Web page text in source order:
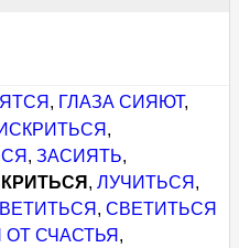
, ГЛАЗА СИЯЮТ,
,
,ЗАСИЯТЬ,
,ЛУЧИТЬСЯ ,
,СВЕТИТЬСЯ
СЧАСТЬЯ ,